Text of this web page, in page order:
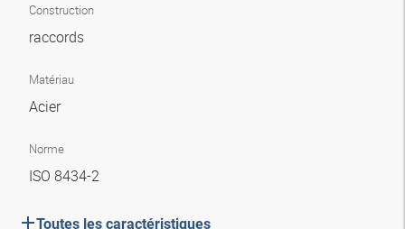
Construction
raccords
Matériau
Acier
Norme
ISO 8434-2
Toutes les caractéristiques